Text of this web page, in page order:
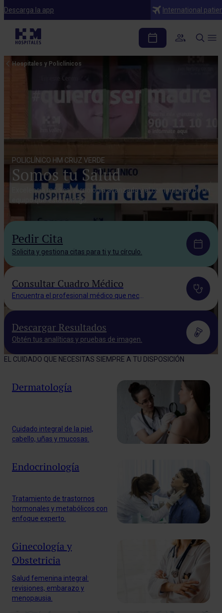
Descarga la app International
Hospitales y Policlínicos
POLICLÍNICO HM CRUZ VERDE
Somos tu Salud
Excelencia médica, tecnología avanzada y el compromiso de un
equipo que está contigo.
Pedir Cita
Solicita y gestiona citas para ti y tu círculo.
Consultar Cuadro Médico
Descargar Resultados
Obtén tus analíticas y pruebas de imagen.
EL CUIDADO QUE NECESITAS SIEMPRE A TU DISPOSICIÓN
Dermatología
Cuidado integral de la piel,
cabello, uñas y mucosas.
Endocrinología
Tratamiento de trastornos
hormonales y metabólicos con
enfoque experto.
Ginecología y
Obstetricia
Salud femenina integral:
revisiones, embarazo y
menopausia.